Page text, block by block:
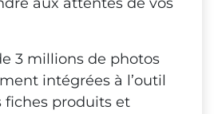
3 millions de photos
intégrées à l’outil
fiches produits et